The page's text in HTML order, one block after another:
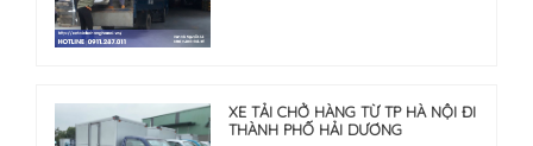
XE TẢI CHỞ HÀNG TỪ TP HÀ NỘI ĐI
THÀNH PHỐ HẢI DƯƠNG